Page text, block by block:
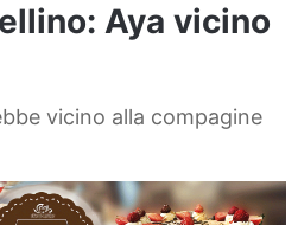
Aya vicino
vicino alla compagine